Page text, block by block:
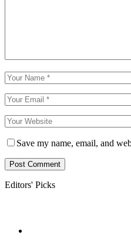
Save my name, email, and
Editors' Picks